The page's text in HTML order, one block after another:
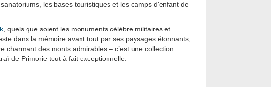
les bases touristiques et les camps d'enfant de
, quels que soient les monuments célèbre militaires et
dans la mémoire avant tout par ses paysages étonnants,
charmant des monts admirables – c’est une collection
de Primorie tout à fait exceptionnelle.